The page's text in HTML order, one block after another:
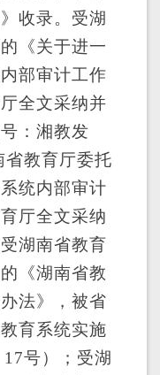
收录。受湖
《关于进一
部审计工作
全文采纳并
：湘教发
省教育厅委托
统内部审计
厅全文采纳
湖南省教育
《湖南省教
法》，被省
育系统实施
17号）；受湖